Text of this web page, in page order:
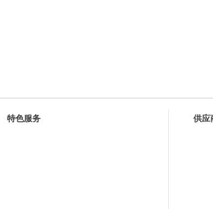
特色服务 供应